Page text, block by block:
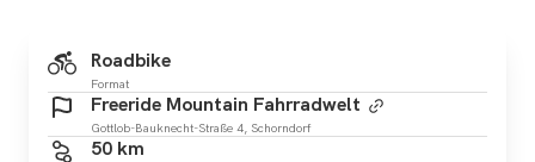
Roadbike
Format
Freeride Mountain Fahrradwelt
Gottlob-Bauknecht-Straße 4, Schorndorf
50 km